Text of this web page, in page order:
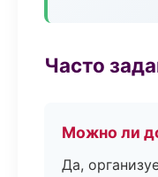
Часто
Можно ли
Да,